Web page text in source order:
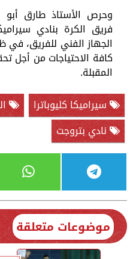
وحرص الأستاذ طارق أبو
فريق الكرة بنادي
الجهاز الفني للفريق، في
كافة الاحتياجات من أجل
المقبلة.
سيراميكا كليوباترا
نادي بتروجت
موضوعات متعلقة